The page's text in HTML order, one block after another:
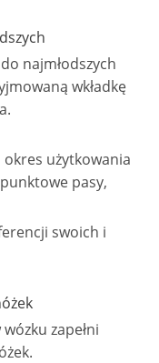
najmłodszych
wkładkę
okres użytkowania
pasy,
swoich i
zapełni